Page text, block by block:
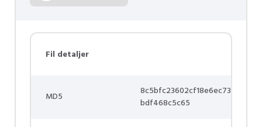
Fil detaljer
MD5
8c5bfc23602cf18e6ec73
bdf468c5c65